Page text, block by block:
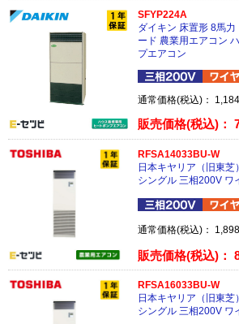
SFYP224A
ダイキン 床置形 8馬
ード 農業用エアコン
プエアコン
通常価格(税込)：
販売価格(税込)：
RFSA14033BU-W
日本キヤリア（旧東
シングル 三相200V ワ
通常価格(税込)：
販売価格(税込)：
RFSA16033BU-W
日本キヤリア（旧東
シングル 三相200V ワ